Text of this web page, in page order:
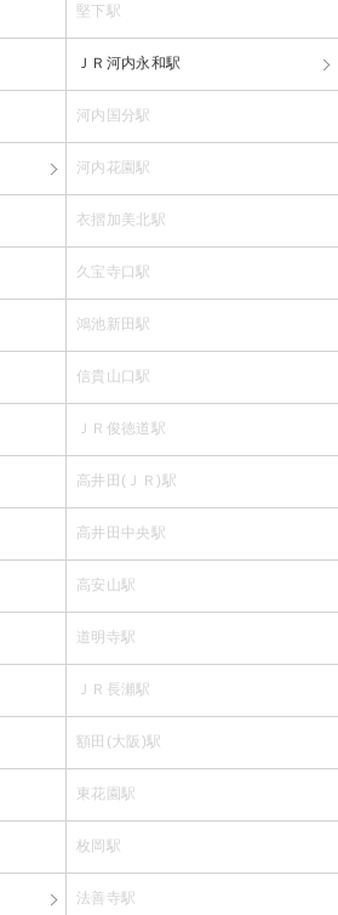
堅下駅
ＪＲ河内永和駅
河内国分駅
河内花園駅
衣摺加美北駅
久宝寺口駅
鴻池新田駅
信貴山口駅
ＪＲ俊徳道駅
高井田(ＪＲ)駅
高井田中央駅
高安山駅
道明寺駅
ＪＲ長瀬駅
額田(大阪)駅
東花園駅
枚岡駅
法善寺駅